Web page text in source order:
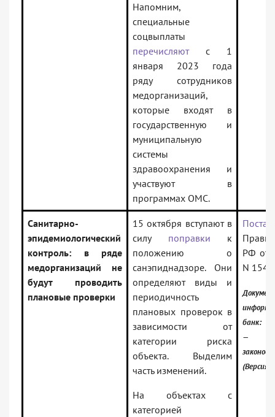
Напомним,
специальные
соцвыплаты
перечисляютс 1
января 2023 года
ряду сотрудников
медорганизаций,
которые входят в
государственную и
муниципальную
системы
здравоохранения и
участвуют в
программах ОМС.
Санитарно-
эпидемиологический
контроль: в ряде
медорганизаций не
будут проводить
плановые проверки
15 октября вступают в
силу поправки к
положению о
санэпиднадзоре. Они
определяют виды и
периодичность
плановых проверок в
зависимости от
категории риска
объекта. Выделим
часть изменений.
На объектах с
категорией
РФ от
N 1548
банк:
—
(Версия